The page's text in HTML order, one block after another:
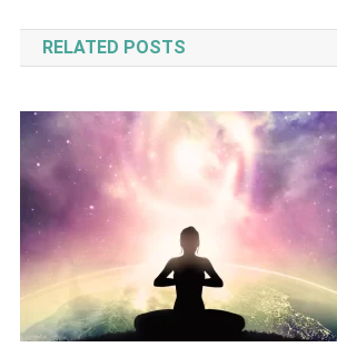
de
Post
RELATED POSTS